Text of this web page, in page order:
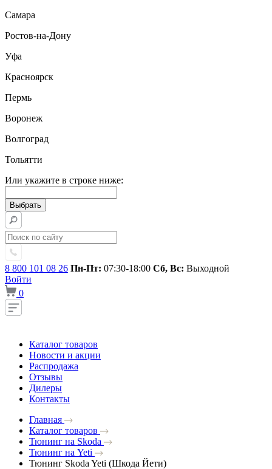
Самара
Ростов-на-Дону
Уфа
Красноярск
Пермь
Воронеж
Волгоград
Тольятти
Или укажите в строке ниже:
8 800 101 08 26 Пн-Пт: 07:30-18:00 Сб, Вс: Выходной
Войти
0
Каталог товаров
Новости и акции
Распродажа
Отзывы
Дилеры
Контакты
Главная
Каталог товаров
Тюнинг на Skoda
Тюнинг на Yeti
Тюнинг Skoda Yeti (Шкода Йети)